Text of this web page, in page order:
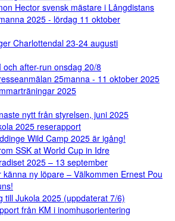
Hector svensk mästare i Långdistans
2025 - lördag 11 oktober
Charlottendal 23-24 augusti
och after-run onsdag 20/8
25manna - 11 oktober 2025
2025
nytt från styrelsen, juni 2025
2025 reserapport
Wild Camp 2025 är igång!
SSK at World Cup in Idre
2025 – 13 september
känna ny löpare – Välkommen Ernest Pou
till Jukola 2025 (uppdaterat 7/6)
från KM i inomhusorientering